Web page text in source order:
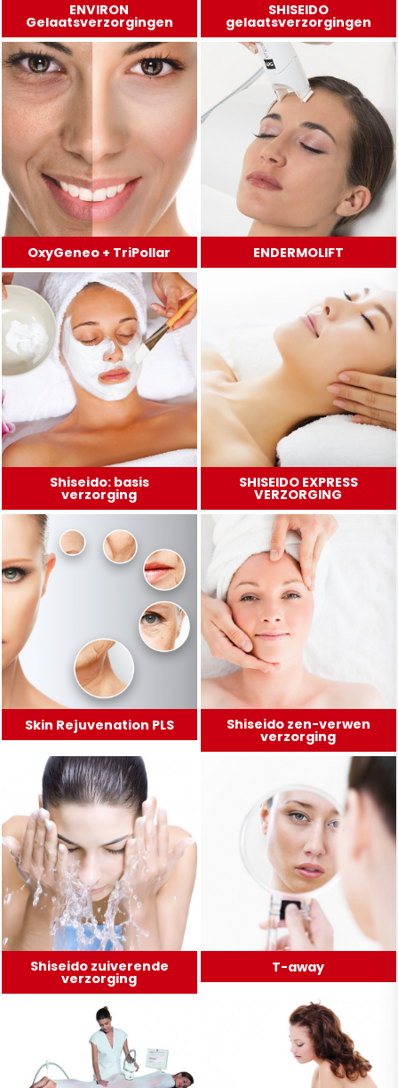
ENVIRON
Gelaatsverzorgingen
SHISEIDO
gelaatsverzorgingen
OxyGeneo + TriPollar ENDERMOLIFT
Shiseido: basis
verzorging
SHISEIDO EXPRESS
VERZORGING
Skin Rejuvenation PLS Shiseido zen-verwen
verzorging
Shiseido zuiverende
verzorging
T-away